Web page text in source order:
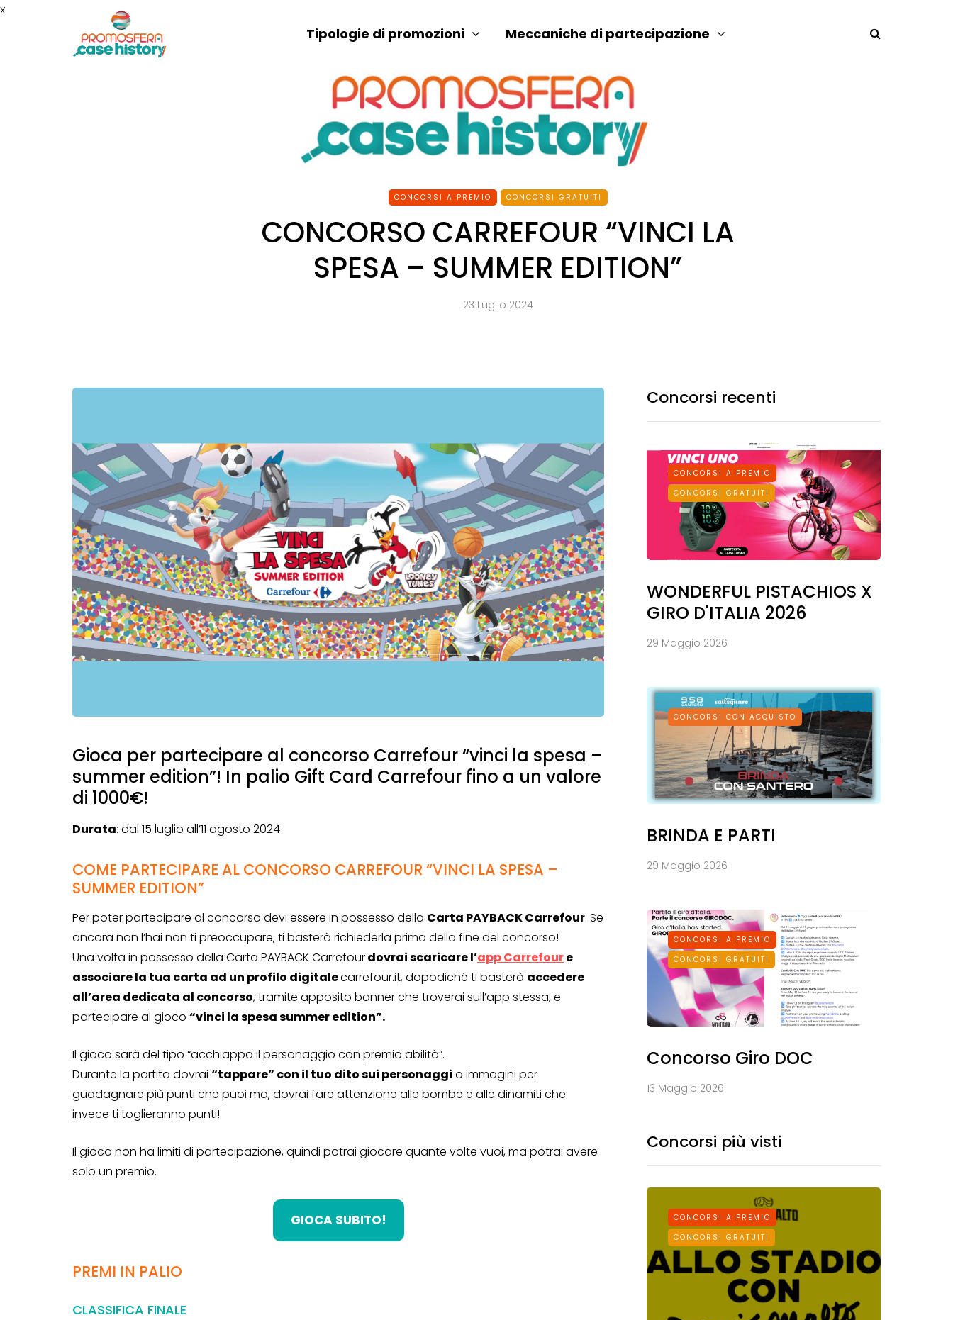
x
Tipologie di promozioni Meccaniche di partecipazione
CONCORSI A PREMIO CONCORSI GRATUITI
CONCORSO CARREFOUR “VINCI LA
SPESA – SUMMER EDITION”
23 Luglio 2024
Gioca per partecipare al concorso Carrefour “vinci la spesa –
summer edition”! In palio Gift Card Carrefour fino a un valore
di 1000€!
Durata: dal 15 luglio all’11 agosto 2024
COME PARTECIPARE AL CONCORSO CARREFOUR “VINCI LA SPESA –
SUMMER EDITION”
Per poter partecipare al concorso devi essere in possesso della Carta PAYBACK Carrefour. Se
ancora non l’hai non ti preoccupare, ti basterà richiederla prima della fine del concorso!
Una volta in possesso della Carta PAYBACK Carrefourdovrai scaricare l’app Carrefoure
associare la tua carta ad un profilo digitalecarrefour.it, dopodiché ti basterà accedere
all’area dedicata al concorso, tramite apposito banner che troverai sull’app stessa, e
partecipare al gioco “vinci la spesa summer edition”.
Il gioco sarà del tipo “acchiappa il personaggio con premio abilità”.
Durante la partita dovrai “tappare” con il tuo dito sui personaggi o immagini per
guadagnare più punti che puoi ma, dovrai fare attenzione alle bombe e alle dinamiti che
invece ti toglieranno punti!
Il gioco non ha limiti di partecipazione, quindi potrai giocare quante volte vuoi, ma potrai avere
solo un premio.
GIOCA SUBITO!
PREMI IN PALIO
CLASSIFICA FINALE
Concorsi recenti
CONCORSI A PREMIO
CONCORSI GRATUITI
WONDERFUL PISTACHIOS X
GIRO D'ITALIA 2026
29 Maggio 2026
CONCORSI CON ACQUISTO
BRINDA E PARTI
29 Maggio 2026
CONCORSI A PREMIO
CONCORSI GRATUITI
Concorso Giro DOC
13 Maggio 2026
Concorsi più visti
CONCORSI A PREMIO
CONCORSI CON ACQUISTO
CONCORSI A PREMIO
CONCORSI GRATUITI